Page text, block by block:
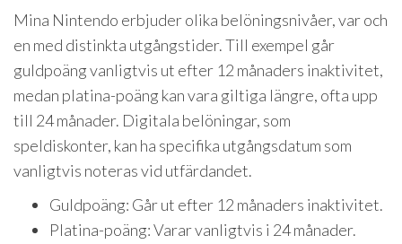
Mina Nintendo erbjuder olika belöningsnivåer, var och
en med distinkta utgångstider. Till exempel går
guldpoäng vanligtvis ut efter 12 månaders inaktivitet,
medan platina-poäng kan vara giltiga längre, ofta upp
till 24 månader. Digitala belöningar, som
speldiskonter, kan ha specifika utgångsdatum som
vanligtvis noteras vid utfärdandet.
Guldpoäng: Går ut efter 12 månaders inaktivitet.
Platina-poäng: Varar vanligtvis i 24 månader.